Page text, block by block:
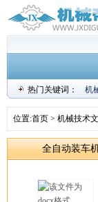
热门关键词： 机
位置:首页 > 机械技术
全自动装车